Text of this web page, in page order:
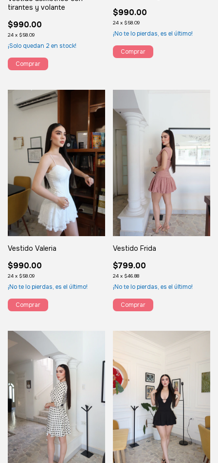
tirantes y volante
$990.00
24 x $58.09
¡Solo quedan 2 en stock!
Comprar
$990.00
24 x $58.09
¡No te lo pierdas, es el último!
Comprar
Vestido Valeria
$990.00
24 x $58.09
¡No te lo pierdas, es el último!
Comprar
Vestido Frida
$799.00
24 x $46.88
¡No te lo pierdas, es el último!
Comprar